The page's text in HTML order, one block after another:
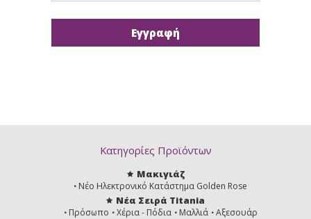
Κατηγορίες Προϊόντων
Μακιγιάζ
Νέο Ηλεκτρονικό Κατάστημα Golden Rose
Νέα Σειρά Titania
Πρόσωπο Χέρια - Πόδια Μαλλιά Αξεσουάρ